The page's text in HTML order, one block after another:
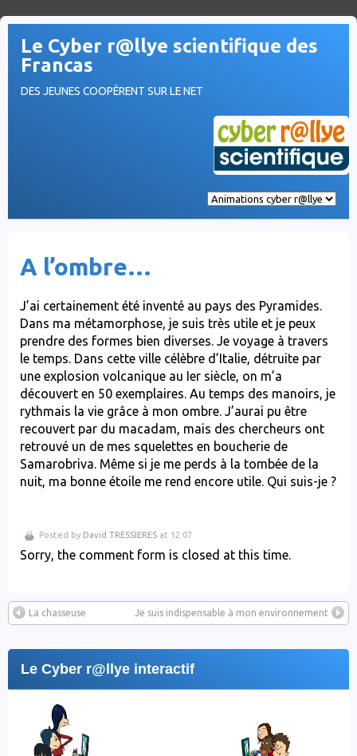
Le Cyber r@llye scientifique des
Francas
DES JEUNES COOPÈRENT SUR LE NET
A l’ombre…
J’ai certainement été inventé au pays des Pyramides.
Dans ma métamorphose, je suis très utile et je peux
prendre des formes bien diverses. Je voyage à travers
le temps. Dans cette ville célèbre d’Italie, détruite par
une explosion volcanique au Ier siècle, on m’a
découvert en 50 exemplaires. Au temps des manoirs, je
rythmais la vie grâce à mon ombre. J’aurai pu être
recouvert par du macadam, mais des chercheurs ont
retrouvé un de mes squelettes en boucherie de
Samarobriva. Même si je me perds à la tombée de la
nuit, ma bonne étoile me rend encore utile. Qui suis-je ?
Posted by David TRESSIERES at 12:07
Sorry, the comment form is closed at this time.
La chasseuse Je suis indispensable à mon environnement
Le Cyber r@llye interactif